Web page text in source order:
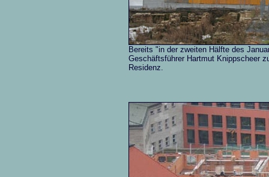
Bereits "in der zweiten Hälfte des
Geschäftsführer Hartmut Knippscheer
Residenz.